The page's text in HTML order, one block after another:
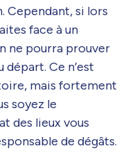
Cependant, si lors
face à un
ne pourra prouver
départ. Ce n’est
mais fortement
soyez le
des lieux vous
de dégâts.